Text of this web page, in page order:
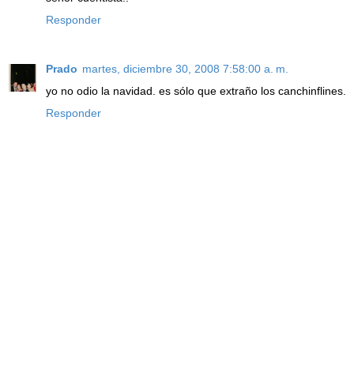
Responder
Prado martes, diciembre 30, 2008 7:58:00 a. m.
yo no odio la navidad. es sólo que extraño los canchinflines.
Responder